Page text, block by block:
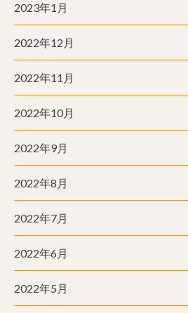
2023年1月
2022年12月
2022年11月
2022年10月
2022年9月
2022年8月
2022年7月
2022年6月
2022年5月